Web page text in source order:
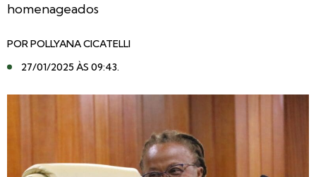
homenageados
PORPOLLYANA CICATELLI
27/01/2025 ÀS 09:43.